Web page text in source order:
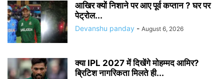
आखिर क्यों निशाने पर आए पूर्व कप्तान ? घर पर
पेट्रोल...
Devanshu panday - August 6, 2026
क्या IPL 2027 में दिखेंगे मोहम्मद आमिर?
ब्रिटिश नागरिकता मिलते ही...